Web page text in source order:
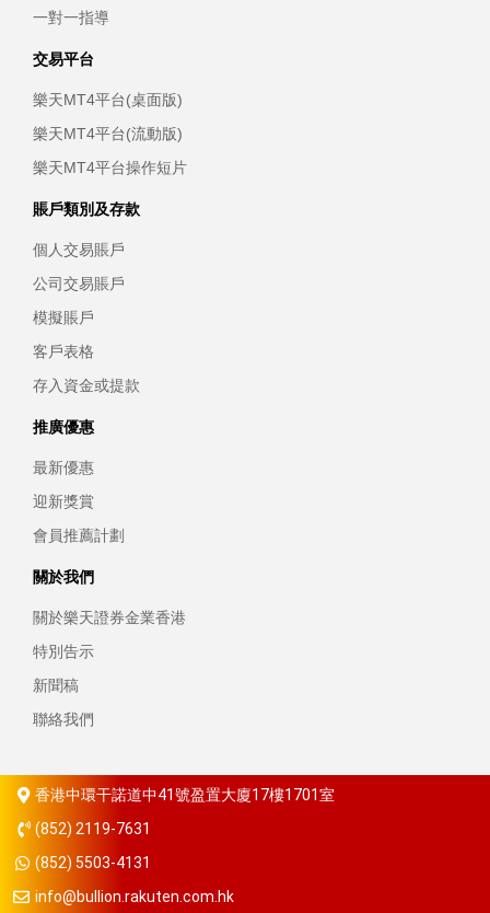
一對一指導
交易平台
樂天MT4平台(桌面版)
樂天MT4平台(流動版)
樂天MT4平台操作短片
賬戶類別及存款
個人交易賬戶
公司交易賬戶
模擬賬戶
客戶表格
存入資金或提款
推廣優惠
最新優惠
迎新獎賞
會員推薦計劃
關於我們
關於樂天證券金業香港
特別告示
新聞稿
聯絡我們
香港中環干諾道中41號盈置大廈17樓1701室
(852) 2119-7631
(852) 5503-4131
info@bullion.rakuten.com.hk